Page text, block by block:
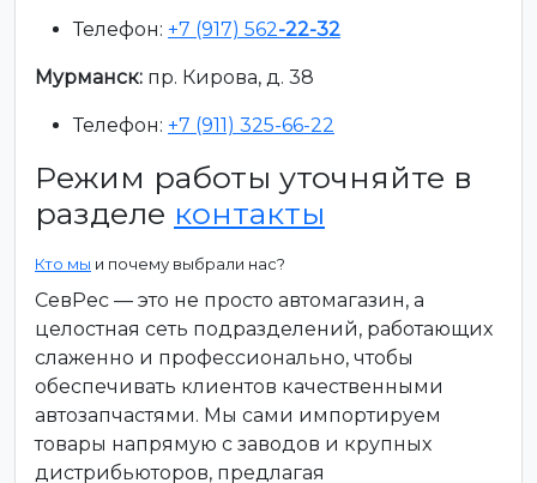
Телефон: +7 (917) 562-22-32
Мурманск: пр. Кирова, д. 38
Телефон: +7 (911) 325-66-22
Режим работы уточняйте в
разделе контакты
Кто мы и почему выбрали нас?
СевРес — это не просто автомагазин, а
целостная сеть подразделений, работающих
слаженно и профессионально, чтобы
обеспечивать клиентов качественными
автозапчастями. Мы сами импортируем
товары напрямую с заводов и крупных
дистрибьюторов, предлагая